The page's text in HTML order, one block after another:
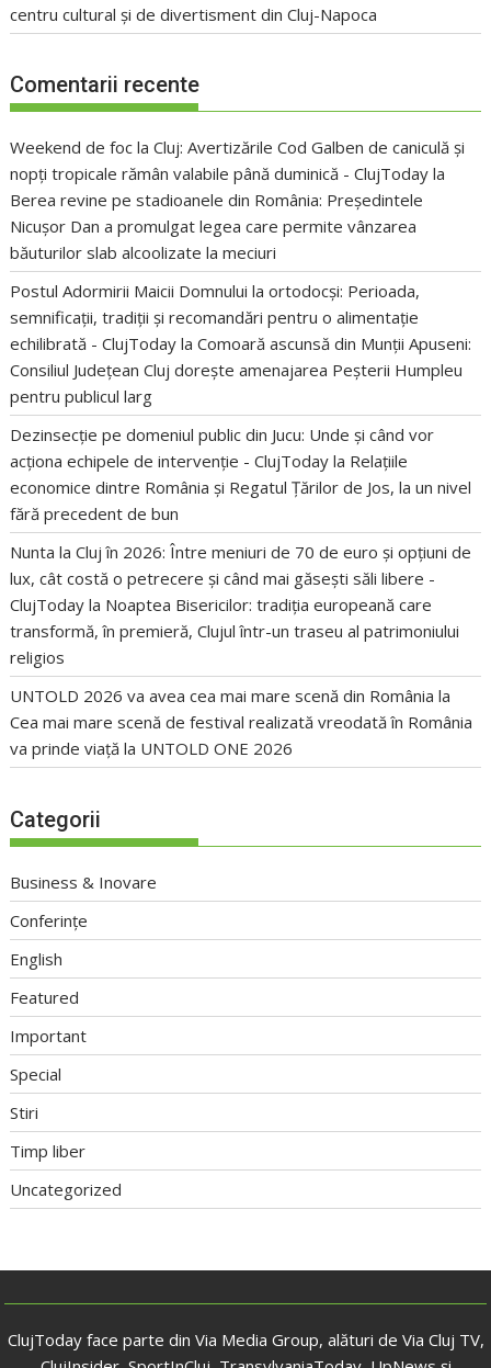
centru cultural și de divertisment din Cluj-Napoca
Comentarii recente
Weekend de foc la Cluj: Avertizările Cod Galben de caniculă și
nopți tropicale rămân valabile până duminică - ClujToday la
Berea revine pe stadioanele din România: Președintele
Nicușor Dan a promulgat legea care permite vânzarea
băuturilor slab alcoolizate la meciuri
Postul Adormirii Maicii Domnului la ortodocși: Perioada,
semnificații, tradiții și recomandări pentru o alimentație
echilibrată - ClujToday laComoară ascunsă din Munții Apuseni:
Consiliul Județean Cluj dorește amenajarea Peșterii Humpleu
pentru publicul larg
Dezinsecție pe domeniul public din Jucu: Unde și când vor
acționa echipele de intervenție - ClujToday la Relațiile
economice dintre România și Regatul Țărilor de Jos, la un nivel
fără precedent de bun
Nunta la Cluj în 2026: Între meniuri de 70 de euro și opțiuni de
lux, cât costă o petrecere și când mai găsești săli libere -
ClujToday la Noaptea Bisericilor: tradiția europeană care
transformă, în premieră, Clujul într-un traseu al patrimoniului
religios
UNTOLD 2026 va avea cea mai mare scenă din România la
Cea mai mare scenă de festival realizată vreodată în România
va prinde viață la UNTOLD ONE 2026
Categorii
Business & Inovare
Conferințe
English
Featured
Important
Special
Stiri
Timp liber
Uncategorized
ClujToday face parte din Via Media Group, alături de Via Cluj TV,